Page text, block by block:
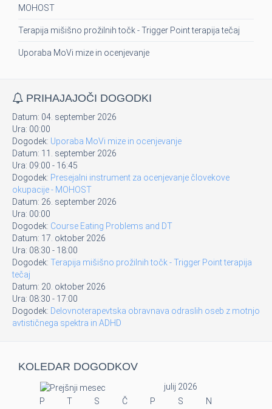
MOHOST
Terapija mišišno prožilnih točk - Trigger Point terapija tečaj
Uporaba MoVi mize in ocenjevanje
PRIHAJAJOČI DOGODKI
Datum: 04. september 2026
Ura: 00:00
Dogodek: Uporaba MoVi mize in ocenjevanje
Datum: 11. september 2026
Ura: 09:00 - 16:45
Dogodek: Presejalni instrument za ocenjevanje človekove
okupacije - MOHOST
Datum: 26. september 2026
Ura: 00:00
Dogodek: Course Eating Problems and DT
Datum: 17. oktober 2026
Ura: 08:30 - 18:00
Dogodek: Terapija mišišno prožilnih točk - Trigger Point terapija
tečaj
Datum: 20. oktober 2026
Ura: 08:30 - 17:00
Dogodek: Delovnoterapevtska obravnava odraslih oseb z motnjo
avtističnega spektra in ADHD
KOLEDAR DOGODKOV
julij 2026
P
T S Č P S
N